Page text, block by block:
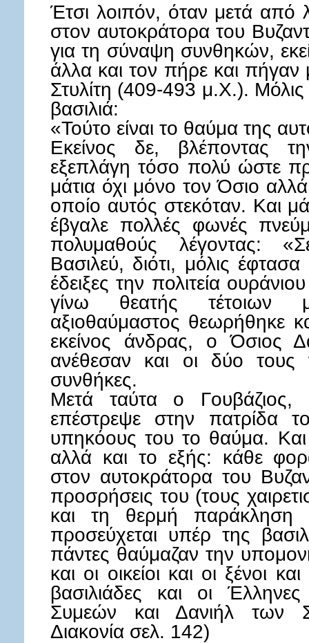
Έτσι λοιπόν, όταν μετά από
στον αυτοκράτορα του
για τη σύναψη συνθηκών,
άλλα και τον πήρε και πήγαν
Στυλίτη (409-493 μ.Χ.). Μόλις
βασιλιά:
«Τούτο είναι το θαύμα της
Εκείνος δε, βλέποντας
εξεπλάγη τόσο πολύ ώστε
μάτια όχι μόνο τον Όσιο
οποίο αυτός στεκόταν. Και
έβγαλε πολλές φωνές
πολυμαθούς λέγοντας:
Βασιλεύ, διότι, μόλις
έδειξες την πολιτεία
γίνω θεατής τέτοιων
αξιοθαύμαστος θεωρήθηκε
εκείνος άνδρας, ο Όσιος
ανέθεσαν και οι δύο τους
συνθήκες.
Μετά ταύτα ο
επέστρεψε στην πατρίδα
υπηκόους του το θαύμα.
αλλά και το εξής: κάθε
στον αυτοκράτορα του
προσρήσεις του (τους
και τη θερμή παράκληση
προσεύχεται υπέρ της
πάντες θαύμαζαν την
και οι οικείοι και οι ξένοι
βασιλιάδες και οι
Συμεών και Δανιήλ των
Διακονία σελ. 142)